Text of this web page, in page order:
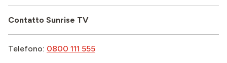
Contatto Sunrise TV
Telefono: 0800 111 555